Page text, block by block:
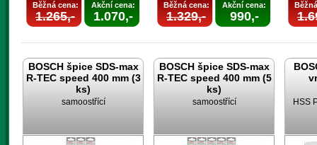
Běžná cena:
1.265,-
Akční cena:
1.070,-
Běžná cena:
1.329,-
Akční cena:
990,-
BOSCH špice SDS-max
R-TEC speed 400 mm (3
ks)
samoostřící
BOSCH špice SDS-max
R-TEC speed 400 mm (5
ks)
samoostřící HSS